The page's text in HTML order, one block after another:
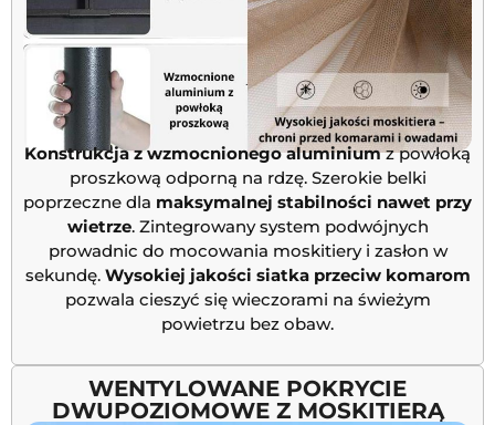
Konstrukcja z wzmocnionego aluminiumz powłoką
proszkową odporną na rdzę. Szerokie belki
poprzeczne dla maksymalnej stabilności nawet przy
wietrze. Zintegrowany system podwójnych
prowadnic do mocowania moskitiery i zasłon w
sekundę. Wysokiej jakości siatka przeciw komarom
pozwala cieszyć się wieczorami na świeżym
powietrzu bez obaw.
WENTYLOWANE POKRYCIE
DWUPOZIOMOWE Z MOSKITIERĄ